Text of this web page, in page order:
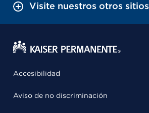
Visite nuestros otros sitios
Accesibilidad
Aviso de no discriminación